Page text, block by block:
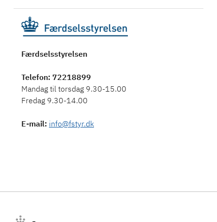
Færdselsstyrelsen
Telefon: 72218899
Mandag til torsdag 9.30-15.00
Fredag 9.30-14.00
E-mail: info@fstyr.dk